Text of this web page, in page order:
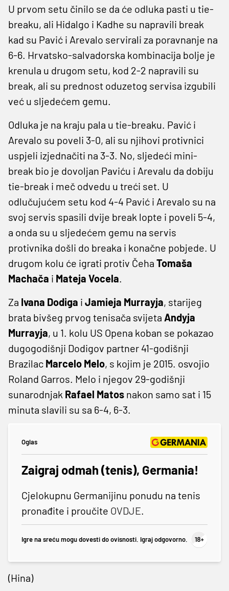
U prvom setu činilo se da će odluka pasti u tie-
breaku, ali Hidalgo i Kadhe su napravili break
kad su Pavić i Arevalo servirali za poravnanje na
6-6. Hrvatsko-salvadorska kombinacija bolje je
krenula u drugom setu, kod 2-2 napravili su
break, ali su prednost oduzetog servisa izgubili
već u sljedećem gemu.
Odluka je na kraju pala u tie-breaku. Pavić i
Arevalo su poveli 3-0, ali su njihovi protivnici
uspjeli izjednačiti na 3-3. No, sljedeći mini-
break bio je dovoljan Paviću i Arevalu da dobiju
tie-break i meč odvedu u treći set. U
odlučujućem setu kod 4-4 Pavić i Arevalo su na
svoj servis spasili dvije break lopte i poveli 5-4,
a onda su u sljedećem gemu na servis
protivnika došli do breaka i konačne pobjede. U
drugom kolu će igrati protiv Čeha Tomaša
Machača i Mateja Vocela.
Za Ivana Dodiga i Jamieja Murrayja, starijeg
brata bivšeg prvog tenisača svijeta Andyja
Murrayja, u 1. kolu US Opena koban se pokazao
dugogodišnji Dodigov partner 41-godišnji
Brazilac Marcelo Melo, s kojim je 2015. osvojio
Roland Garros. Melo i njegov 29-godišnji
sunarodnjak Rafael Matos nakon samo sat i 15
minuta slavili su sa 6-4, 6-3.
Oglas
Zaigraj odmah (tenis), Germania!
Cjelokupnu Germanijinu ponudu na tenis
pronađite i proučite OVDJE.
Igre na sreću mogu dovesti do ovisnosti. Igraj odgovorno.
(Hina)